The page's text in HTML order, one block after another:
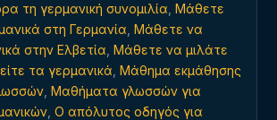
τη γερμανική συνομιλία Μάθετε
στη Γερμανία Μάθετε να
στην Ελβετία Μάθετε να μιλάτε
τα γερμανικά Μάθημα εκμάθησης
Μαθήματα γλωσσών για
Ο απόλυτος οδηγός για